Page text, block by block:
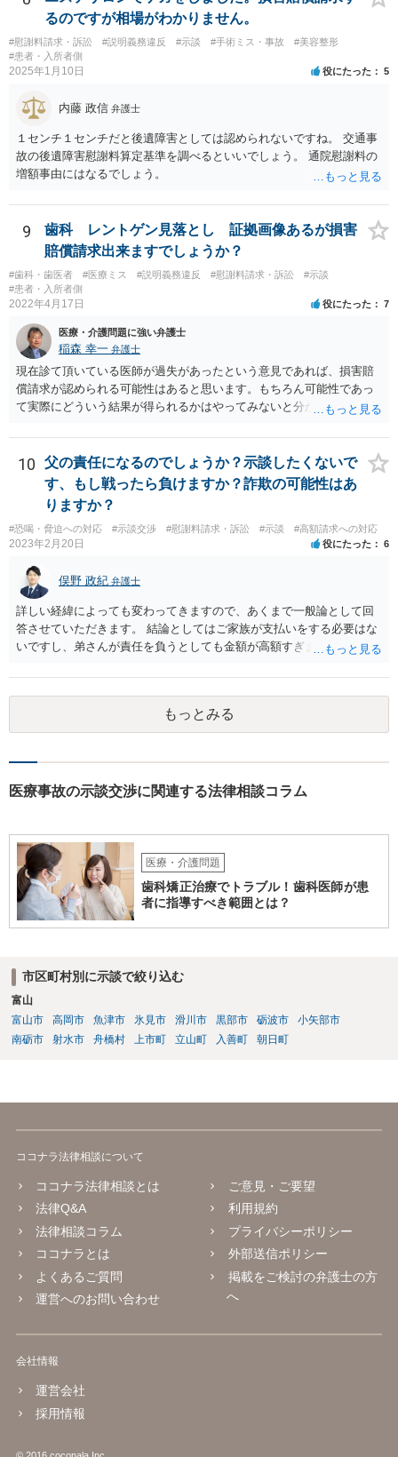
るのですが相場がわかりません。
#慰謝料請求・訴訟 #説明義務違反 #示談 #手術ミス・事故
#美容整形
#患者・入所者側
2025年1月10日 役にたった 5
内藤 政信 弁護士
１センチ１センチだと後遺障害としては認められないですね。 交通事
故の後遺障害慰謝料算定基準を調べるといいでしょう。 通院慰謝料の
増額事由にはなるでしょう。
9
歯科 レントゲン見落とし 証拠画像あるが損害
賠償請求出来ますでしょうか？
#歯科・歯医者 #医療ミス #説明義務違反 #慰謝料請求・訴訟
#示談
#患者・入所者側
2022年4月17日 役にたった 7
医療・介護問題に強い弁護士
稲森 幸一 弁護士
現在診て頂いている医師が過失があったという意見であれば、損害賠
償請求が認められる可能性はあると思います。もちろん可能性であっ
て実際にどういう結果が得られるかはやってみないと分かりません
療費や精神的苦痛を受けた分の慰謝料や仕事に影響があれば休業損害
などが考えられます。 頑張ってください。
10
父の責任になるのでしょうか？示談したくないで
す、もし戦ったら負けますか？詐欺の可能性はあ
りますか？
#恐喝・脅迫への対応 #示談交渉 #慰謝料請求・訴訟 #示談 #高額請求への対応
2023年2月20日 役にたった 6
俣野 政紀 弁護士
詳しい経緯によっても変わってきますので、あくまで一般論として回
答させていただきます。 結論としてはご家族が支払いをする必要はな
いですし、弟さんが責任を負うとしても金額が高額すぎます。 仮に弟
実だとしても責任を負うのは弟さんです。弟さんの詳しいご状況は分
かりませんが、現在お仕事をされて一人暮らしもできているというこ
とですから、自立施設にいたからといって責任無能力者ということに
はなりません。また、お父様が施設に入所させたことと今回の争いと
ない」として考える時間や弁護士に相談する時間を与えないことも怪
手の言っている事実がなければ詐欺ですので警察にもご相談くださ
い。施設の方には、「こちらも弁護士に相談します」と告げ、支払い
はせず、弁護士にご相談されることをお勧めします。 ご参考になれば
幸いです。
もっとみる
医療事故の示談交渉に関連する法律相談コラム
医療・介護問題
歯科矯正治療でトラブル！歯科医師が患
者に指導すべき範囲とは？
市区町村別に示談で絞り込む
富山
富山市
高岡市 魚津市 氷見市 滑川市 黒部市 砺波市
小矢部市
南砺市
射水市 舟橋村 上市町 立山町 入善町 朝日町
ココナラ法律相談について
ココナラ法律相談とは
法律Q&A
法律相談コラム
ココナラとは
よくあるご質問
運営へのお問い合わせ
ご意見・ご要望
利用規約
プライバシーポリシー
外部送信ポリシー
掲載をご検討の弁護士の方
へ
会社情報
運営会社
採用情報